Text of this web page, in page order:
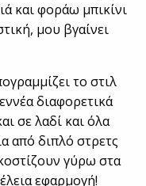
και φοράω μπικίνι
μου βγαίνει
το στιλ
διαφορετικά
σε λαδί και όλα
από διπλό στρετς
γύρω στα
εφαρμογή!